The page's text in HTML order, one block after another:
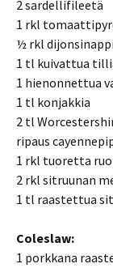
2 sardellifileetä
1 rkl
½ rkl
1 tl kuivattua
1 hienonnettua
1 tl konjakkia
2 tl
ripaus
1 rkl tuoretta
2 rkl sitruunan
1 tl raastettua
Coleslaw:
1 porkkana